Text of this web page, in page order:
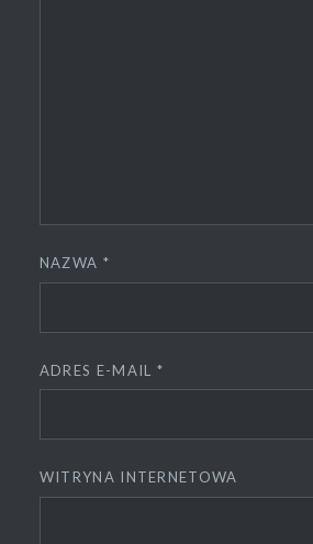
NAZWA *
ADRES E-MAIL *
WITRYNA INTERNETOWA